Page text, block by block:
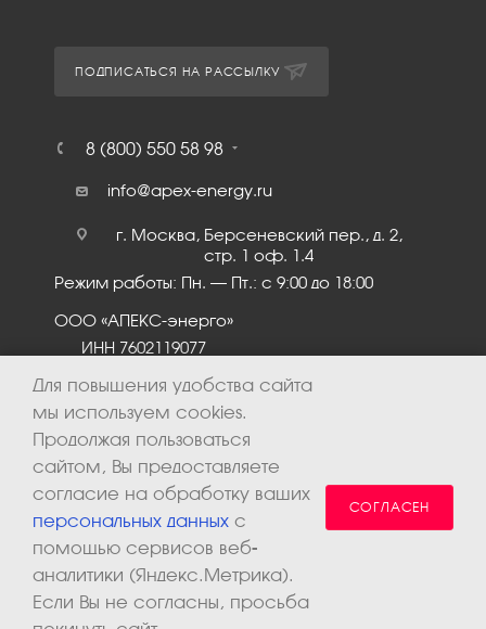
ПОДПИСАТЬСЯ НА РАССЫЛКУ
8 (800) 550 58 98
info@apex-energy.ru
г. Москва, Берсеневский пер., д. 2,
стр. 1 оф. 1.4
Режим работы: Пн. – Пт.: с 9:00 до 18:00
ООО «АПЕКС-энерго»
ИНН 7602119077
2026 © ООО «Апекс-энерго». Все права защищены.
Для повышения удобства сайта
мы используем cookies.
Продолжая пользоваться
сайтом, Вы предоставляете
согласие на обработку ваших
персональных данных с
помощью сервисов веб-
аналитики (Яндекс.Метрика).
Если Вы не согласны, просьба
СОГЛАСЕН